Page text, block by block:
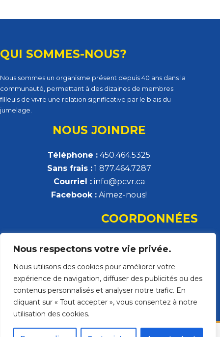
Nous respectons votre vie privée.
Nous utilisons des cookies pour améliorer votre
expérience de navigation, diffuser des publicités ou des
contenus personnalisés et analyser notre trafic. En
cliquant sur « Tout accepter », vous consentez à notre
utilisation des cookies.
QUI SOMMES-NOUS?
Nous sommes un organisme présent depuis 40 ans dans la
communauté, permettant à des dizaines de membres
filleuls de vivre une relation significative par le biais du
jumelage.
NOUS JOINDRE
Téléphone : 450.464.5325
Sans frais : 1 877.464.7287
Courriel : info@pcvr.ca
Facebook : Aimez-nous!
COORDONNÉES
Parrainage civique de la Vallée-du-Richelieu
308, rue Montsabré, local 132
Beloeil, QC J3G 2H5
Ouvrir dans Google Map